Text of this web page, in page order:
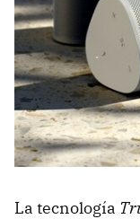
La tecnología